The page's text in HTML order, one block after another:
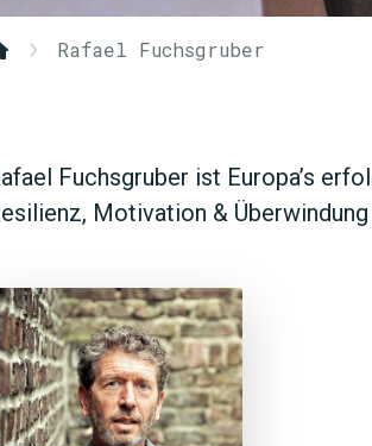
Rafael Fuchsgruber
Fuchsgruber ist Europa’s
Motivation &